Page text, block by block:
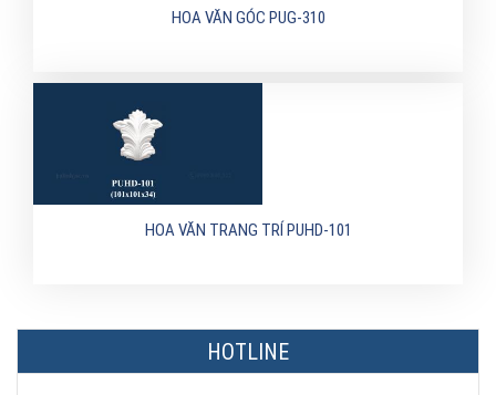
HOA VĂN GÓC PUG-310
HOA VĂN TRANG TRÍ PUHD-101
HOTLINE